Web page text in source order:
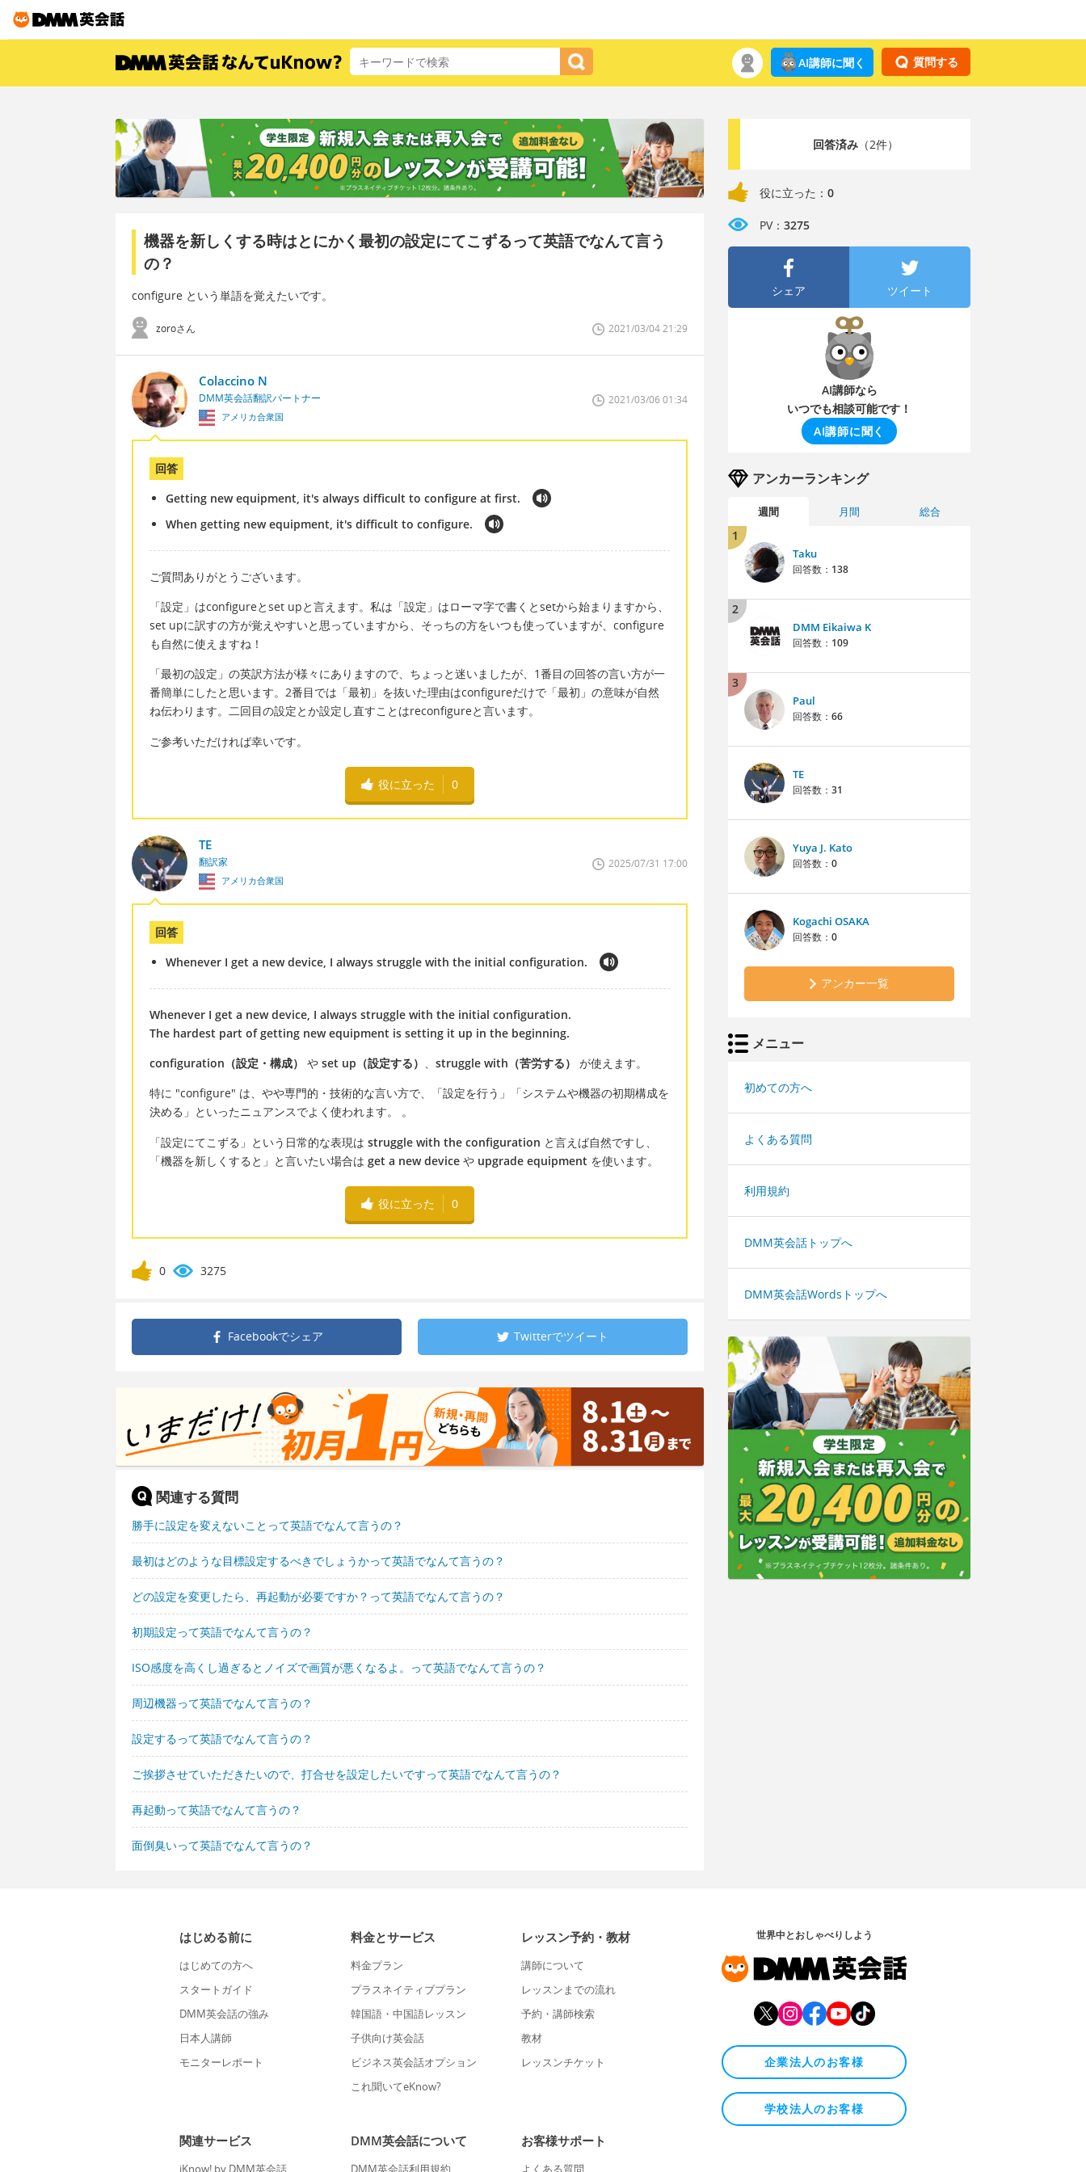
質問する
AI講師に聞く
機器を新しくする時はとにかく最初の設定にてこずるって英語でなんて言う
の？
configure という単語を覚えたいです。
zoroさん 2021/03/04 21:29
Colaccino N
DMM英会話翻訳パートナー
アメリカ合衆国
2021/03/06 01:34
回答
Getting new equipment, it's always difficult to configure at first.
When getting new equipment, it's difficult to configure.
ご質問ありがとうございます。
「設定」はconfigureとset upと言えます。私は「設定」はローマ字で書くとsetから始まりますから、
set upに訳すの方が覚えやすいと思っていますから、そっちの方をいつも使っていますが、configure
も自然に使えますね！
「最初の設定」の英訳方法が様々にありますので、ちょっと迷いましたが、1番目の回答の言い方が一
番簡単にしたと思います。2番目では「最初」を抜いた理由はconfigureだけで「最初」の意味が自然
ね伝わります。二回目の設定とか設定し直すことはreconfigureと言います。
ご参考いただければ幸いです。
役に立った 0
TE
翻訳家
アメリカ合衆国
2025/07/31 17:00
回答
Whenever I get a new device, I always struggle with the initial configuration.
Whenever I get a new device, I always struggle with the initial configuration.
The hardest part of getting new equipment is setting it up in the beginning.
configuration（設定・構成）
や set up（設定する） 、 struggle with（苦労する）
が使えます。
特に "configure" は、やや専門的・技術的な言い方で、「設定を行う」「システムや機器の初期構成を
決める」といったニュアンスでよく使われます。 。
「設定にてこずる」という日常的な表現は struggle with the configuration と言えば自然ですし、
「機器を新しくすると」と言いたい場合は get a new device や upgrade equipment を使います。
役に立った 0
0 3275
Facebookでシェア Twitterでツイート
関連する質問
勝手に設定を変えないことって英語でなんて言うの？
最初はどのような目標設定するべきでしょうかって英語でなんて言うの？
どの設定を変更したら、再起動が必要ですか？って英語でなんて言うの？
初期設定って英語でなんて言うの？
ISO感度を高くし過ぎるとノイズで画質が悪くなるよ。って英語でなんて言うの？
周辺機器って英語でなんて言うの？
設定するって英語でなんて言うの？
ご挨拶させていただきたいので、打合せを設定したいですって英語でなんて言うの？
再起動って英語でなんて言うの？
面倒臭いって英語でなんて言うの？
回答済み（2件）
役に立った： 0
PV： 3275
シェア ツイート
AI講師なら
いつでも相談可能です！
AI講師に聞く
アンカーランキング
週間 月間 総合
1
Taku
回答数： 138
2
DMM Eikaiwa K
回答数： 109
3
Paul
回答数： 66
TE
回答数： 31
Yuya J. Kato
回答数： 0
Kogachi OSAKA
回答数： 0
アンカー一覧
メニュー
初めての方へ
よくある質問
利用規約
DMM英会話トップへ
DMM英会話Wordsトップへ
はじめる前に
はじめての方へ
スタートガイド
DMM英会話の強み
日本人講師
モニターレポート
料金とサービス
料金プラン
プラスネイティブプラン
韓国語・中国語レッスン
子供向け英会話
ビジネス英会話オプション
これ聞いてeKnow?
レッスン予約・教材
講師について
レッスンまでの流れ
予約・講師検索
教材
レッスンチケット
関連サービス
iKnow! by DMM英会話
DMM英会話について
DMM英会話利用規約
お客様サポート
よくある質問
世界中とおしゃべりしよう
企業法人のお客様
学校法人のお客様